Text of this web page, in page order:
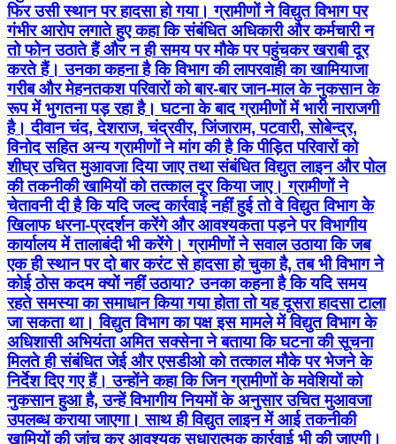
रूप में भुगतना पड़ रहा है। घटना के बाद ग्रामीणों में भारी नाराजगी
है। दीवान चंद, देशराज, चंद्रवीर, जिंजाराम, पटवारी, सोबेन्द्र,
विनोद सहित अन्य ग्रामीणों ने मांग की है कि पीड़ित परिवारों को
शीघ्र उचित मुआवजा दिया जाए तथा संबंधित विद्युत लाइन और पोल
की तकनीकी खामियों को तत्काल दूर किया जाए। ग्रामीणों ने
चेतावनी दी है कि यदि जल्द कार्रवाई नहीं हुई तो वे विद्युत विभाग के
खिलाफ धरना-प्रदर्शन करेंगे और आवश्यकता पड़ने पर विभागीय
कार्यालय में तालाबंदी भी करेंगे। ग्रामीणों ने सवाल उठाया कि जब
एक ही स्थान पर दो बार करंट से हादसा हो चुका है, तब भी विभाग ने
कोई ठोस कदम क्यों नहीं उठाया? उनका कहना है कि यदि समय
रहते समस्या का समाधान किया गया होता तो यह दूसरा हादसा टाला
जा सकता था। विद्युत विभाग का पक्ष इस मामले में विद्युत विभाग के
अधिशासी अभियंता अमित सक्सेना ने बताया कि घटना की सूचना
मिलते ही संबंधित जेई और एसडीओ को तत्काल मौके पर भेजने के
निर्देश दिए गए हैं। उन्होंने कहा कि जिन ग्रामीणों के मवेशियों को
नुकसान हुआ है, उन्हें विभागीय नियमों के अनुसार उचित मुआवजा
उपलब्ध कराया जाएगा। साथ ही विद्युत लाइन में आई तकनीकी
खामियों की जांच कर आवश्यक सुधारात्मक कार्रवाई भी की जाएगी।
#उत्तरकाशी #मोरी #सेवागांव #विद्युतविभाग #करंटहादसा
#खच्चरकीमौत #उत्तराखंड #ग्रामीणआक्रोश #मुआवजाकीमांग
#BreakingNews #Uttarkashi #Mori
#UttarakhandNews #ElectricityDepartment
#ViralNews